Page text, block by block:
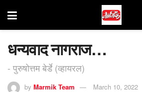
धन्यवाद नागराज…
- पुरुषोत्तम बेर्डे (व्हायरल)
by Marmik Team March 10, 2022